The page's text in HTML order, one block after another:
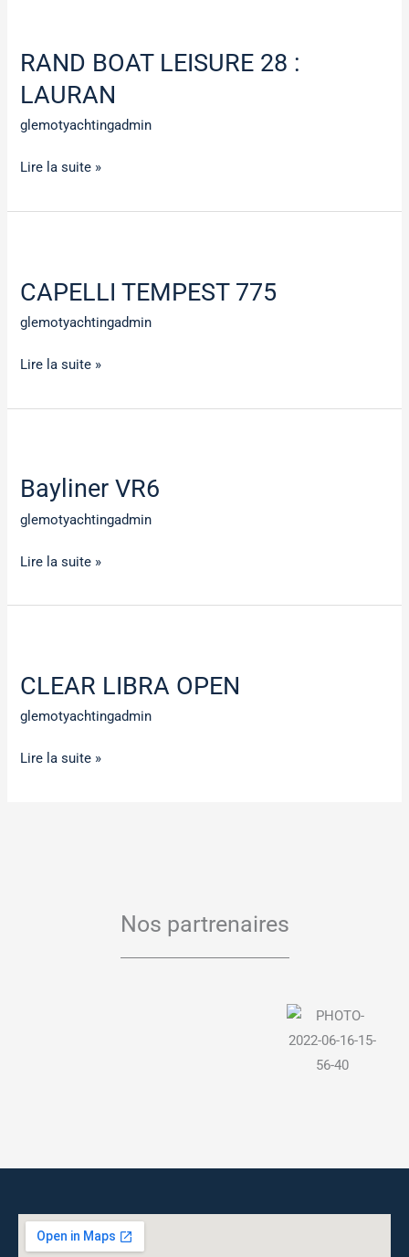
RAND BOAT LEISURE 28 :
LAURAN
glemotyachtingadmin
LEISURE
28
LAURAN
Lire la suite »
CAPELLI TEMPEST 775
glemotyachtingadmin
775
Lire la suite »
Bayliner VR6
glemotyachtingadmin
Lire la suite »
CLEAR LIBRA OPEN
glemotyachtingadmin
OPEN
Lire la suite »
Nos partrenaires